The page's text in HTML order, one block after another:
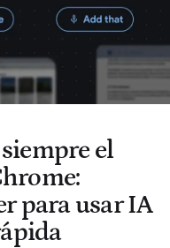
el
para usar IA